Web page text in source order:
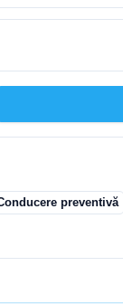
preventivă